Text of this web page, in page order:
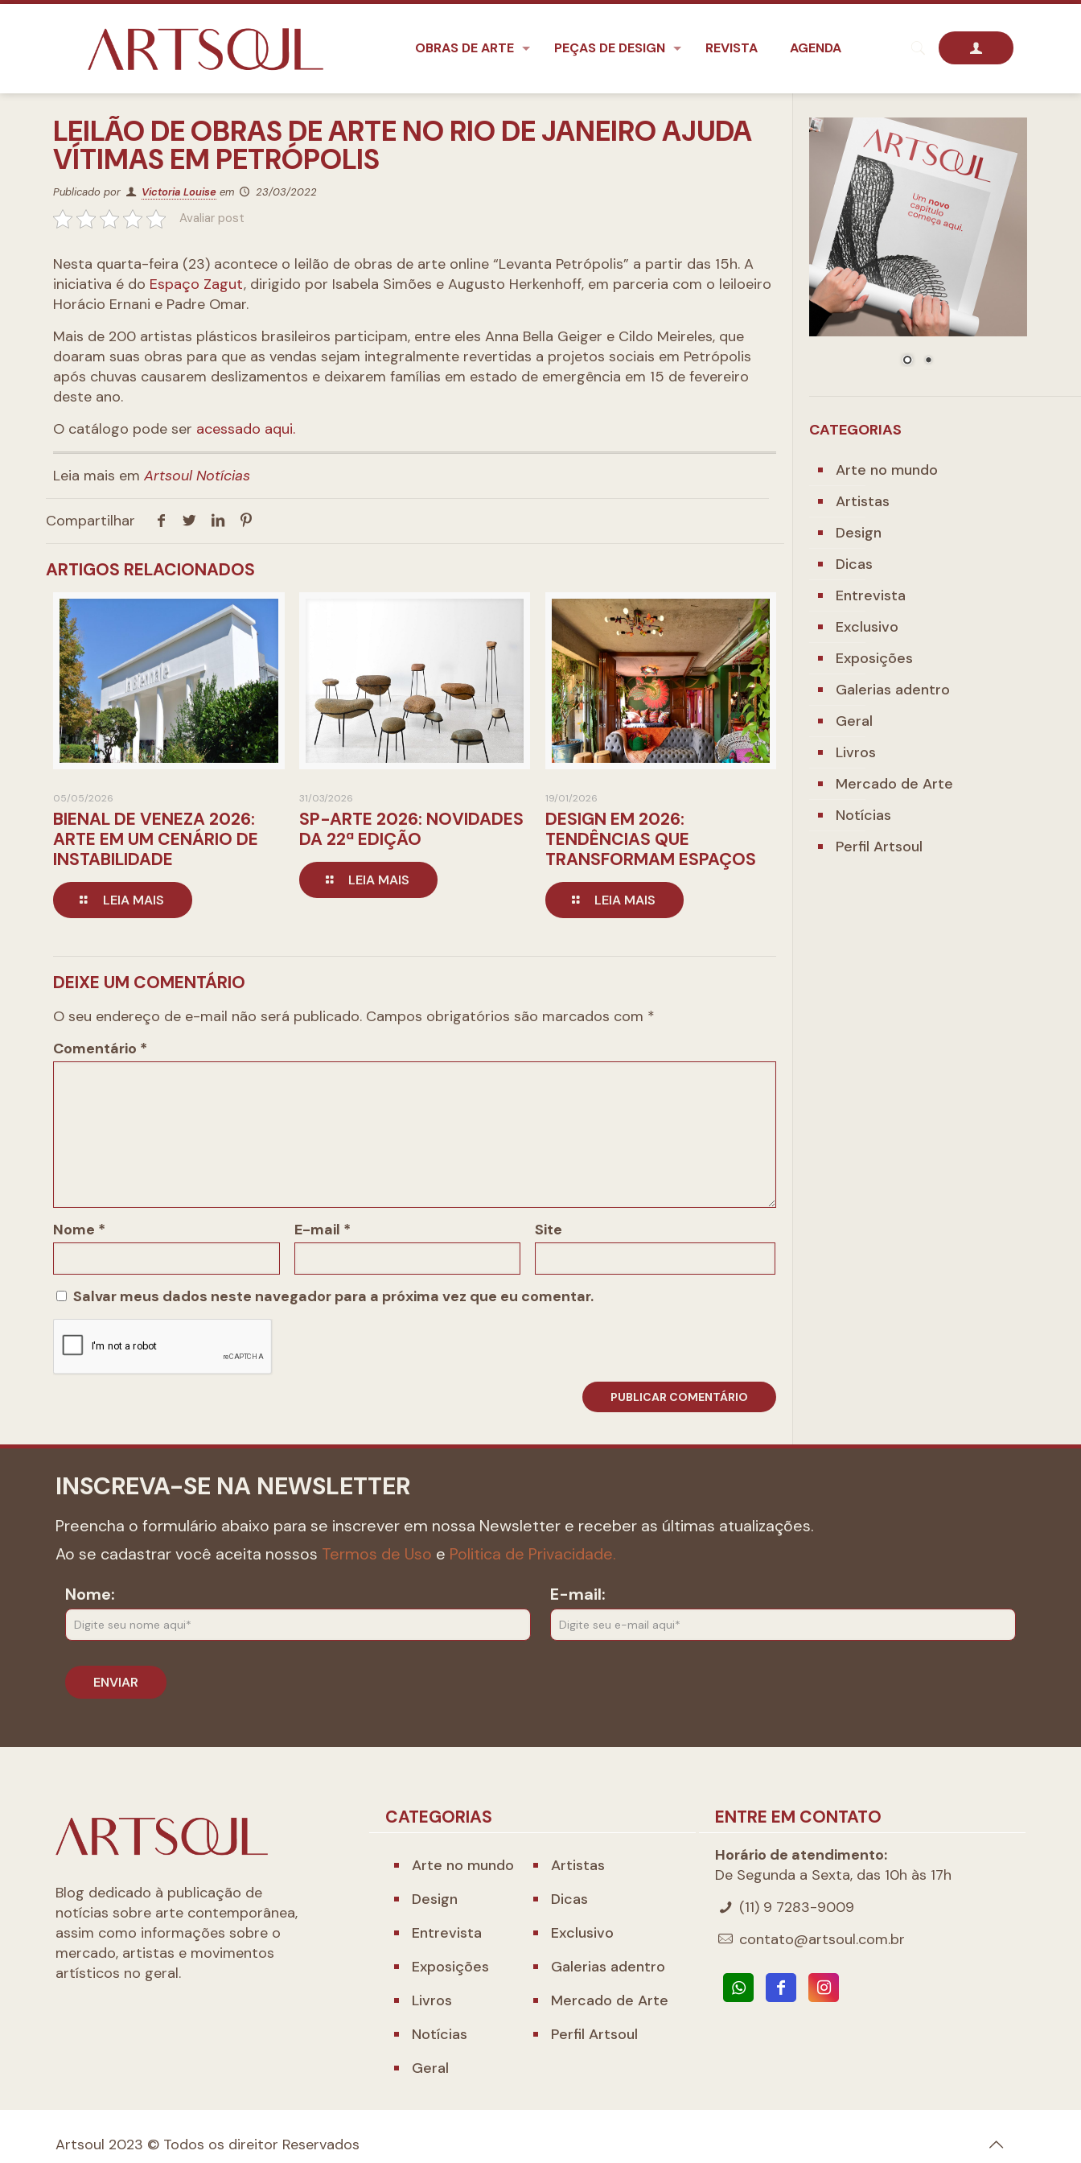
OBRAS DE ARTE PEÇAS DE DESIGN REVISTA AGENDA
LEILÃO DE OBRAS DE ARTE NO RIO DE JANEIRO AJUDA
VÍTIMAS EM PETRÓPOLIS
Publicado por Victoria Louise em 23/03/2022
Avaliar post
Nesta quarta-feira (23) acontece o leilão de obras de arte online “Levanta Petrópolis” a partir das 15h. A
iniciativa é do Espaço Zagut, dirigido por Isabela Simões e Augusto Herkenhoff, em parceria com o leiloeiro
Horácio Ernani e Padre Omar.
Mais de 200 artistas plásticos brasileiros participam, entre eles Anna Bella Geiger e Cildo Meireles, que
doaram suas obras para que as vendas sejam integralmente revertidas a projetos sociais em Petrópolis
após chuvas causarem deslizamentos e deixarem famílias em estado de emergência em 15 de fevereiro
deste ano.
O catálogo pode ser acessado aqui.
Leia mais emArtsoul Notícias
Compartilhar
ARTIGOS RELACIONADOS
05/05/2026
BIENAL DE VENEZA 2026:
ARTE EM UM CENÁRIO DE
INSTABILIDADE
LEIA MAIS
31/03/2026
SP-ARTE 2026: NOVIDADES
DA 22ª EDIÇÃO
LEIA MAIS
19/01/2026
DESIGN EM 2026:
TENDÊNCIAS QUE
TRANSFORMAM ESPAÇOS
LEIA MAIS
DEIXE UM COMENTÁRIO
O seu endereço de e-mail não será publicado. Campos obrigatórios são marcados com *
Comentário *
Nome * E-mail * Site
Salvar meus dados neste navegador para a próxima vez que eu comentar.
CATEGORIAS
Arte no mundo
Artistas
Design
Dicas
Entrevista
Exclusivo
Exposições
Galerias adentro
Geral
Livros
Mercado de Arte
Notícias
Perfil Artsoul
INSCREVA-SE NA NEWSLETTER
Preencha o formulário abaixo para se inscrever em nossa Newsletter e receber as últimas atualizações.
Ao se cadastrar você aceita nossos Termos de Uso e Politica de Privacidade.
Nome:
E-mail:
Blog dedicado à publicação de
notícias sobre arte contemporânea,
assim como informações sobre o
mercado, artistas e movimentos
artísticos no geral.
CATEGORIAS
Arte no mundo
Artistas
Design
Dicas
Entrevista
Exclusivo
Exposições
Galerias adentro
Livros
Mercado de Arte
Notícias
Perfil Artsoul
Geral
ENTRE EM CONTATO
Horário de atendimento:
De Segunda a Sexta, das 10h às 17h
(11) 9 7283-9009
contato@artsoul.com.br
Artsoul 2023 © Todos os direitor Reservados